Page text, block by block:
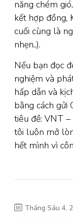
năng chém
kết hợp đồng,
cuối cùng là
nhẹn..).
Nếu bạn đọc
nghiệm và
hấp dẫn và
bằng cách gửi
tiêu đề: VNT
tôi luôn mở
hết mình vì
Tháng Sáu 4,